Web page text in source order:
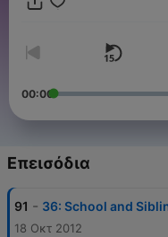
00:00
Επεισόδια
91 - 36: School and
18 Οκτ 2012